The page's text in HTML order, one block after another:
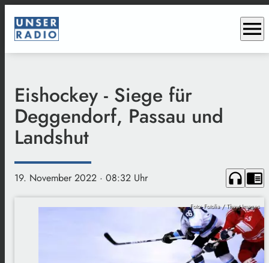
menu
Eishockey - Siege für
Deggendorf, Passau und
Landshut
19. November 2022 · 08:32 Uhr headphones chrome_reader_mode
Foto: Fotolia / Thaut Images